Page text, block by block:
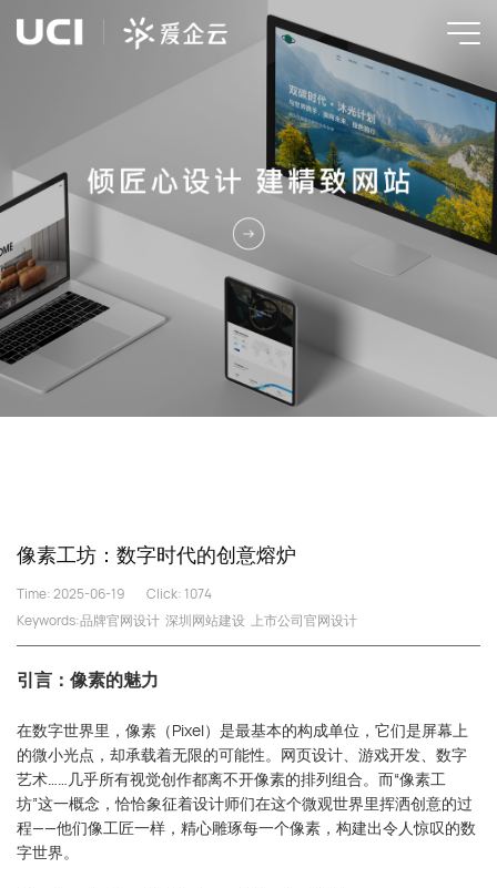
像素工坊：数字时代的创意熔炉
Time: 2025-06-19 Click:1074
Keywords:品牌官网设计 深圳网站建设 上市公司官网设计
引言：像素的魅力
在数字世界里，像素（Pixel）是最基本的构成单位，它们是屏幕上
的微小光点，却承载着无限的可能性。网页设计、游戏开发、数字
艺术……几乎所有视觉创作都离不开像素的排列组合。而“像素工
坊”这一概念，恰恰象征着设计师们在这个微观世界里挥洒创意的过
程——他们像工匠一样，精心雕琢每一个像素，构建出令人惊叹的数
字世界。